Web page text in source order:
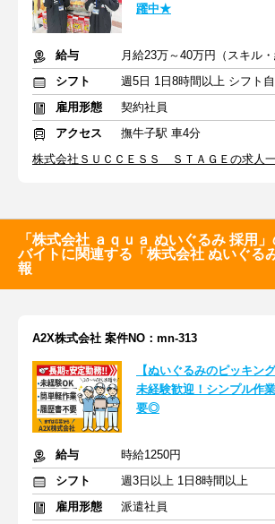
躍中★
給与
シフト
週5日 1日8時間以上 シフト
雇用形態
契約社員
アクセス
撫牛子駅 車4分
株式会社ＳＵＣＣＥＳＳ ＳＴＡＧＥの求人
「株式会社 ａｑｕａ ぬいぐるみ 採用
バイトに関連する「株式会社 ぬいぐる
報
A2X株式会社 案件NO：mn-313
【ぬいぐるみのピッキン
未経験歓迎！シンプル作
要◎
給与
時給1250円
シフト
週3日以上 1日8時間以上
雇用形態
派遣社員